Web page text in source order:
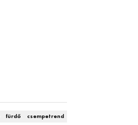
fürdő csempetrend